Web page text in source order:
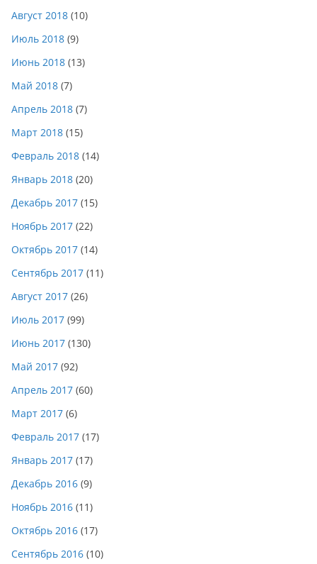
Август 2018 (10)
Июль 2018 (9)
Июнь 2018 (13)
Май 2018 (7)
Апрель 2018 (7)
Март 2018 (15)
Февраль 2018 (14)
Январь 2018 (20)
Декабрь 2017 (15)
Ноябрь 2017 (22)
Октябрь 2017 (14)
Сентябрь 2017 (11)
Август 2017 (26)
Июль 2017 (99)
Июнь 2017 (130)
Май 2017 (92)
Апрель 2017 (60)
Март 2017 (6)
Февраль 2017 (17)
Январь 2017 (17)
Декабрь 2016 (9)
Ноябрь 2016 (11)
Октябрь 2016 (17)
Сентябрь 2016 (10)